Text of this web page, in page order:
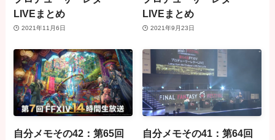
LIVEまとめ
2021年11月6日
LIVEまとめ
2021年9月23日
自分メモその42：第65回
自分メモその41：第64回